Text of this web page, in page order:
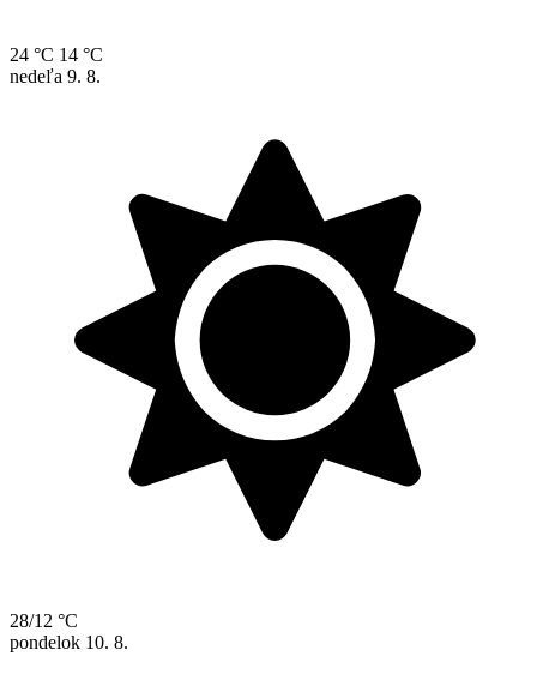
24 °C 14 °C
nedeľa 9. 8.
28/12 °C
pondelok 10. 8.